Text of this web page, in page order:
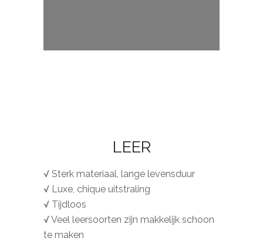
LEER
√ Sterk materiaal, lange levensduur
√ Luxe, chique uitstraling
√ Tijdloos
√ Veel leersoorten zijn makkelijk schoon
te maken